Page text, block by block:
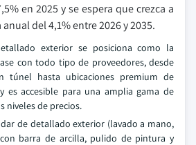
en 2025 y se espera que crezca a
del 4,1% entre 2026 y 2035.
exterior se posiciona como la
con todo tipo de proveedores, desde
túnel hasta ubicaciones premium de
es accesible para una amplia gama de
niveles de precios.
de detallado exterior (lavado a mano,
barra de arcilla, pulido de pintura y